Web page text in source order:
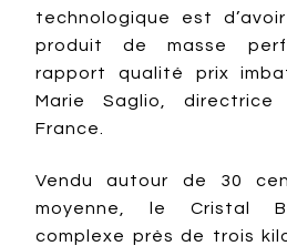
technologique est
produit de masse
rapport qualité prix
Marie Saglio,
France.
Vendu autour de 30
moyenne, le Cristal
complexe près de trois